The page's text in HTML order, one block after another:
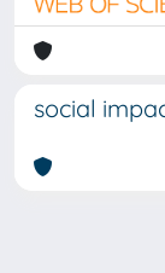
social